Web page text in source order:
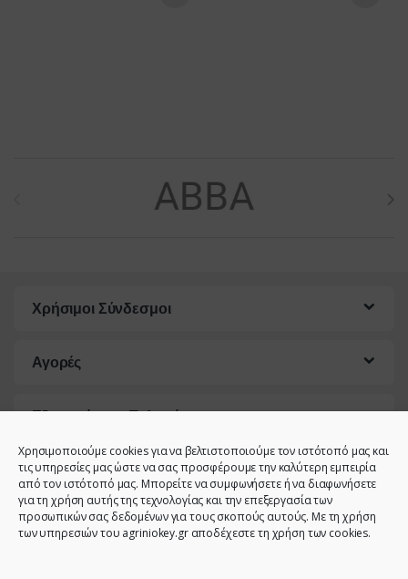
Χρησιμοποιούμε cookies για να βελτιστοποιούμε τον ιστότοπό μας και
τις υπηρεσίες μας ώστε να σας προσφέρουμε την καλύτερη εμπειρία
από τον ιστότοπό μας. Μπορείτε να συμφωνήσετε ή να διαφωνήσετε
για τη χρήση αυτής της τεχνολογίας και την επεξεργασία των
προσωπικών σας δεδομένων για τους σκοπούς αυτούς. Με τη χρήση
των υπηρεσιών του agriniokey.gr αποδέχεστε τη χρήση των cookies.
Χρήσιμοι Σύνδεσμοι
Αγορές
Εξυπηρέτηση Πελατών
Έχετε κάποια ερώτηση;